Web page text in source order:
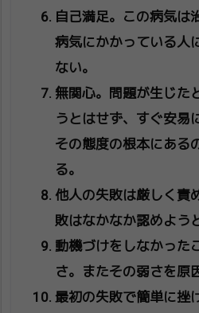
自己満足。この病気は
病気にかかっている人
ない。
無関心。問題が生じた
うとはせず、すぐ安易
その態度の根本にある
る。
他人の失敗は厳しく責
敗はなかなか認めよう
動機づけをしなかった
さ。またその弱さを原
最初の失敗で簡単に挫